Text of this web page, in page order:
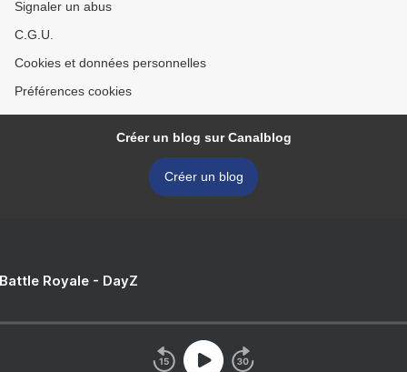
Signaler un abus
C.G.U.
Cookies et données personnelles
Préférences cookies
Créer un blog sur Canalblog
Créer un blog
Royale - DayZ